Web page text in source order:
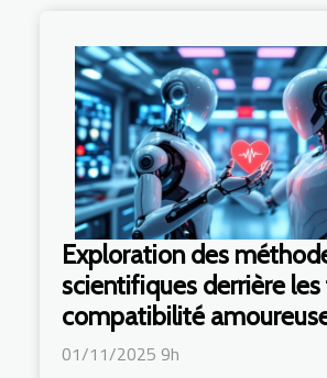
Exploration des
scientifiques derrière
compatibilité
01/11/2025 9h